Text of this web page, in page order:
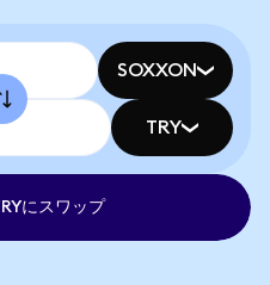
SOXXON
TRY
にスワップ